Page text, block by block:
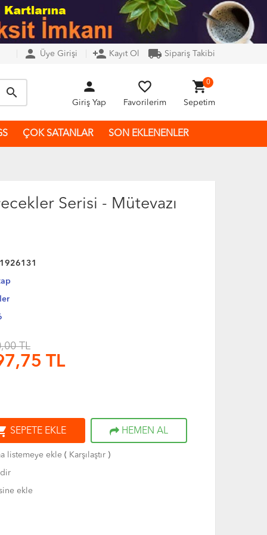
person Üye Girişi person_add Kayıt Ol local_shipping Sipariş Takibi
search person
Giriş Yap
favorite_border
Favorilerim
shopping_cart0
Sepetim
ÇOK SATANLAR SON EKLENENLER
Serisi - Mütevazı
TL
TL
SEPETE EKLE HEMEN AL
listemeye ekle( Karşılaştır)
ekle